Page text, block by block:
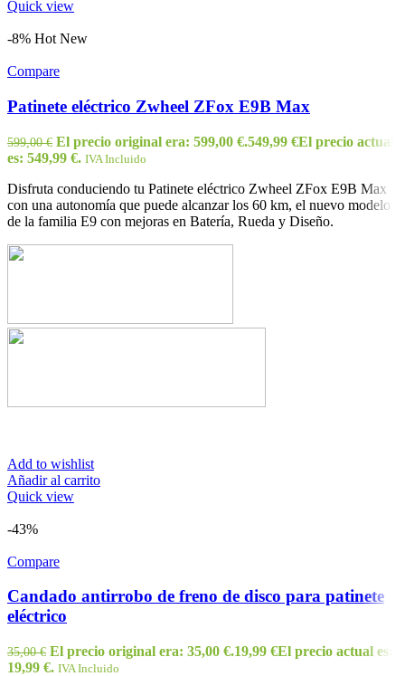
Quick view
-8% Hot New
Compare
Patinete eléctrico Zwheel ZFox E9B Max
599,00€ El precio original era: 599,00 €.549,99 €El precio actual
es: 549,99 €. IVA Incluido
Disfruta conduciendo tu Patinete eléctrico Zwheel ZFox E9B Max
con una autonomía que puede alcanzar los 60 km, el nuevo modelo
de la familia E9 con mejoras en Batería, Rueda y Diseño.
Add to wishlist
Añadir al carrito
Quick view
-43%
Compare
Candado antirrobo de freno de disco para patinete
eléctrico
35,00€ El precio original era: 35,00 €.19,99 €El precio actual es:
19,99 €. IVA Incluido